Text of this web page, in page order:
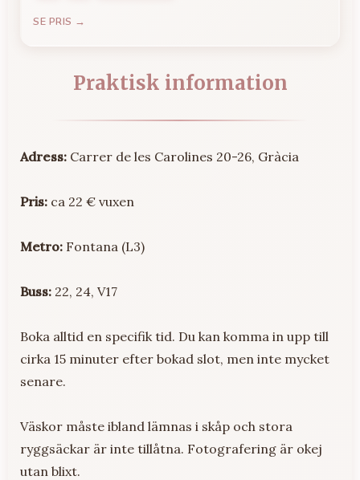
SE PRIS →
Praktisk information
Adress: Carrer de les Carolines 20-26, Gràcia
Pris: ca 22 € vuxen
Metro: Fontana (L3)
Buss: 22, 24, V17
Boka alltid en specifik tid. Du kan komma in upp till
cirka 15 minuter efter bokad slot, men inte mycket
senare.
Väskor måste ibland lämnas i skåp och stora
ryggsäckar är inte tillåtna. Fotografering är okej
utan blixt.